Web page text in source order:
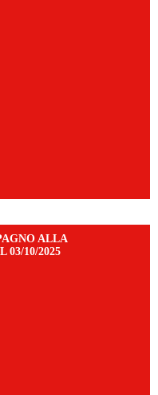
ALLA
03/10/2025